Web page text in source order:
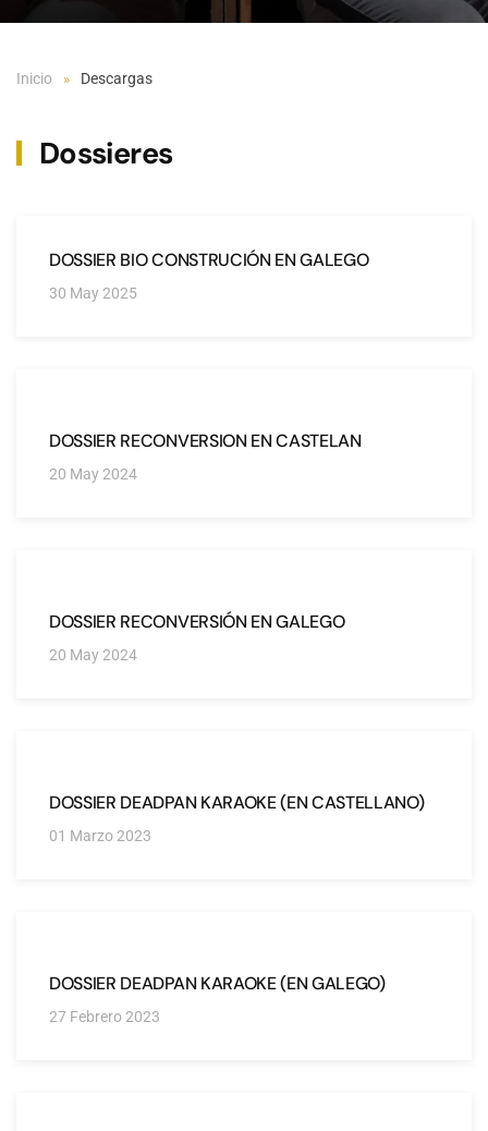
Inicio Descargas
Dossieres
DOSSIER BIO CONSTRUCIÓN EN GALEGO
30 May 2025
DOSSIER RECONVERSION EN CASTELAN
20 May 2024
DOSSIER RECONVERSIÓN EN GALEGO
20 May 2024
DOSSIER DEADPAN KARAOKE (EN CASTELLANO)
01 Marzo 2023
DOSSIER DEADPAN KARAOKE (EN GALEGO)
27 Febrero 2023